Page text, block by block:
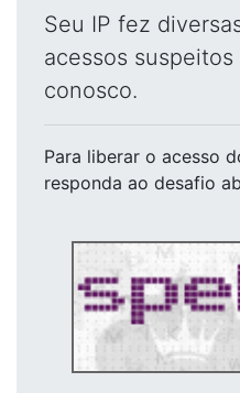
Seu IP fez
acessos
conosco.
Para liberar o acesso
responda ao desafio